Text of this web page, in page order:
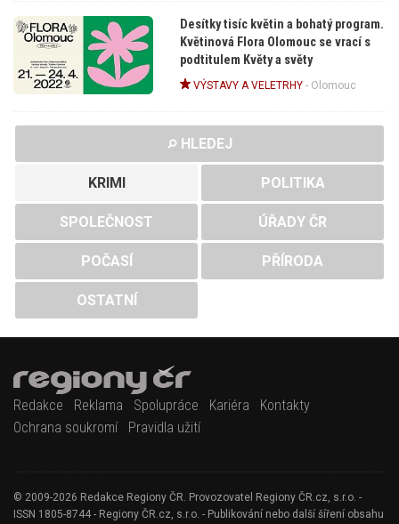
Desítky tisíc květin a bohatý program.
Květinová Flora Olomouc se vrací s
podtitulem Květy a světy
VÝSTAVY A VELETRHY- Olomouc
HLEDEJ
KRIMI POLITIKA
SPOLEČNOST ÚŘADY ČR
POČASÍ PŘÍRODA
OSTATNÍ
Redakce Reklama Spolupráce Kariéra
Kontakty
Ochrana soukromí
Pravidla užití
© 2009-2026 Redakce Regiony ČR. Provozovatel Regiony ČR.cz, s.r.o. -
ISSN 1805-8744 - Regiony ČR.cz, s.r.o. - Publikování nebo další šíření obsahu